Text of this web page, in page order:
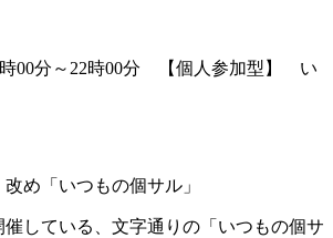
改め「いつもの個サル」
している、文字通りの「いつもの個サ